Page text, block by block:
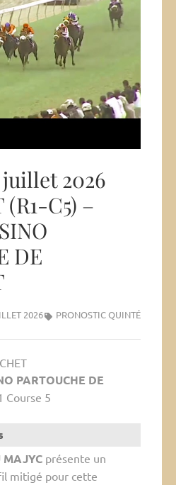
2026
C5) –
DE
2026 PRONOSTIC QUINTÉ
PARTOUCHE DE
Course 5
MAJYCprésente un
mitigé pour cette